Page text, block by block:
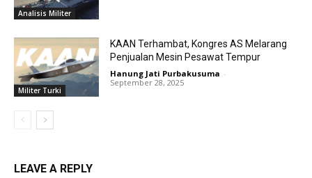
Analisis Militer
Militer Turki
KAAN Terhambat, Kongres AS Melarang
Penjualan Mesin Pesawat Tempur
Hanung Jati Purbakusuma -
September 28, 2025
LEAVE A REPLY